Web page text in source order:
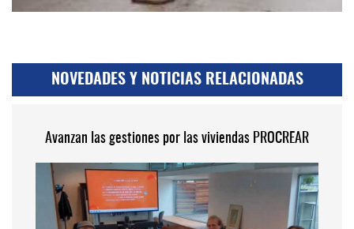
NOVEDADES Y NOTICIAS RELACIONADAS
Avanzan las gestiones por las viviendas PROCREAR